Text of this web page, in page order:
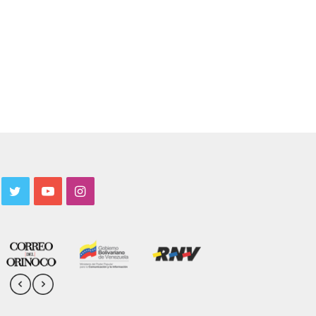
TwitterYouTubeInstagram